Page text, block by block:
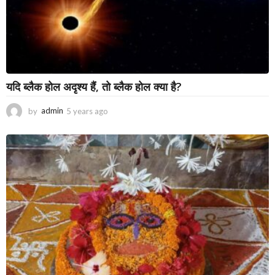
यदि ब्लैक होल अदृश्य हैं, तो ब्लैक होल क्या है?
by admin 5 years ago
e
a
r
s
a
g
o